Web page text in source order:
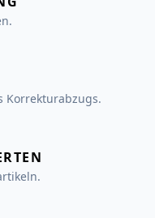
Korrekturabzugs.